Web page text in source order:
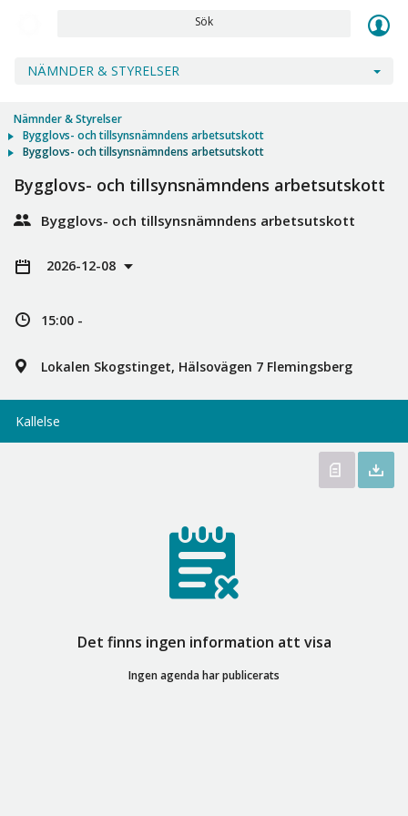
Sök
NÄMNDER & STYRELSER
Nämnder & Styrelser
Bygglovs- och tillsynsnämndens arbetsutskott
Bygglovs- och tillsynsnämndens arbetsutskott
Bygglovs- och tillsynsnämndens arbetsutskott
Bygglovs- och tillsynsnämndens arbetsutskott
2026-12-08
15:00 -
Lokalen Skogstinget, Hälsovägen 7 Flemingsberg
Kallelse
Det finns ingen information att visa
Ingen agenda har publicerats